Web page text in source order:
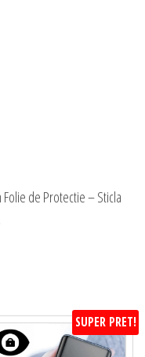
Folie de Protectie – Sticla
SUPER PRET!